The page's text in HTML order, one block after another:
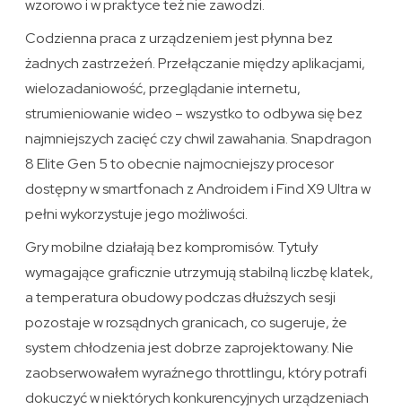
wzorowo i w praktyce też nie zawodzi.
Codzienna praca z urządzeniem jest płynna bez
żadnych zastrzeżeń. Przełączanie między aplikacjami,
wielozadaniowość, przeglądanie internetu,
strumieniowanie wideo – wszystko to odbywa się bez
najmniejszych zacięć czy chwil zawahania. Snapdragon
8 Elite Gen 5 to obecnie najmocniejszy procesor
dostępny w smartfonach z Androidem i Find X9 Ultra w
pełni wykorzystuje jego możliwości.
Gry mobilne działają bez kompromisów. Tytuły
wymagające graficznie utrzymują stabilną liczbę klatek,
a temperatura obudowy podczas dłuższych sesji
pozostaje w rozsądnych granicach, co sugeruje, że
system chłodzenia jest dobrze zaprojektowany. Nie
zaobserwowałem wyraźnego throttlingu, który potrafi
dokuczyć w niektórych konkurencyjnych urządzeniach